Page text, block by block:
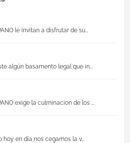
le invitan a disfrutar de su...
algún basamento legal que in...
exige la culminacion de los ...
en día nos cegamos la v...